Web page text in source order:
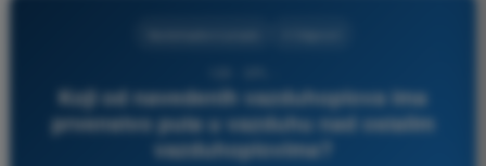
Koji od navedenih vazduhoplova ima
prvenstvo puta u vazduhu nad ostalim
vazduhoplovima?